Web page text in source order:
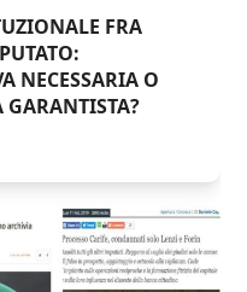
FRA
NECESSARIA O
GARANTISTA?